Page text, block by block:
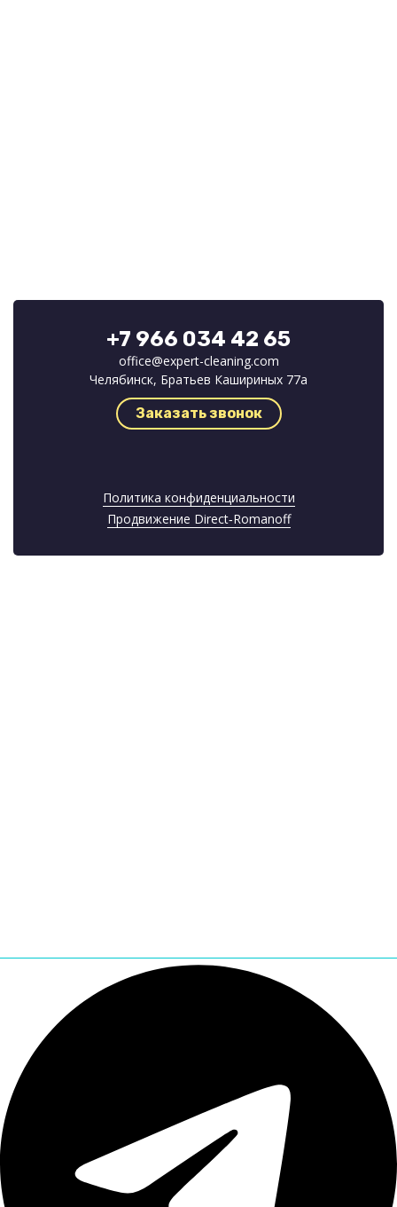
+7 966 034 42 65
office@expert-cleaning.com
Челябинск, Братьев Кашириных 77а
Заказать звонок
Политика конфиденциальности
Продвижение Direct‑Romanoff